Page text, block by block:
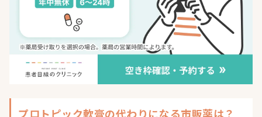
プロトピック軟膏の代わりになる市販薬は？